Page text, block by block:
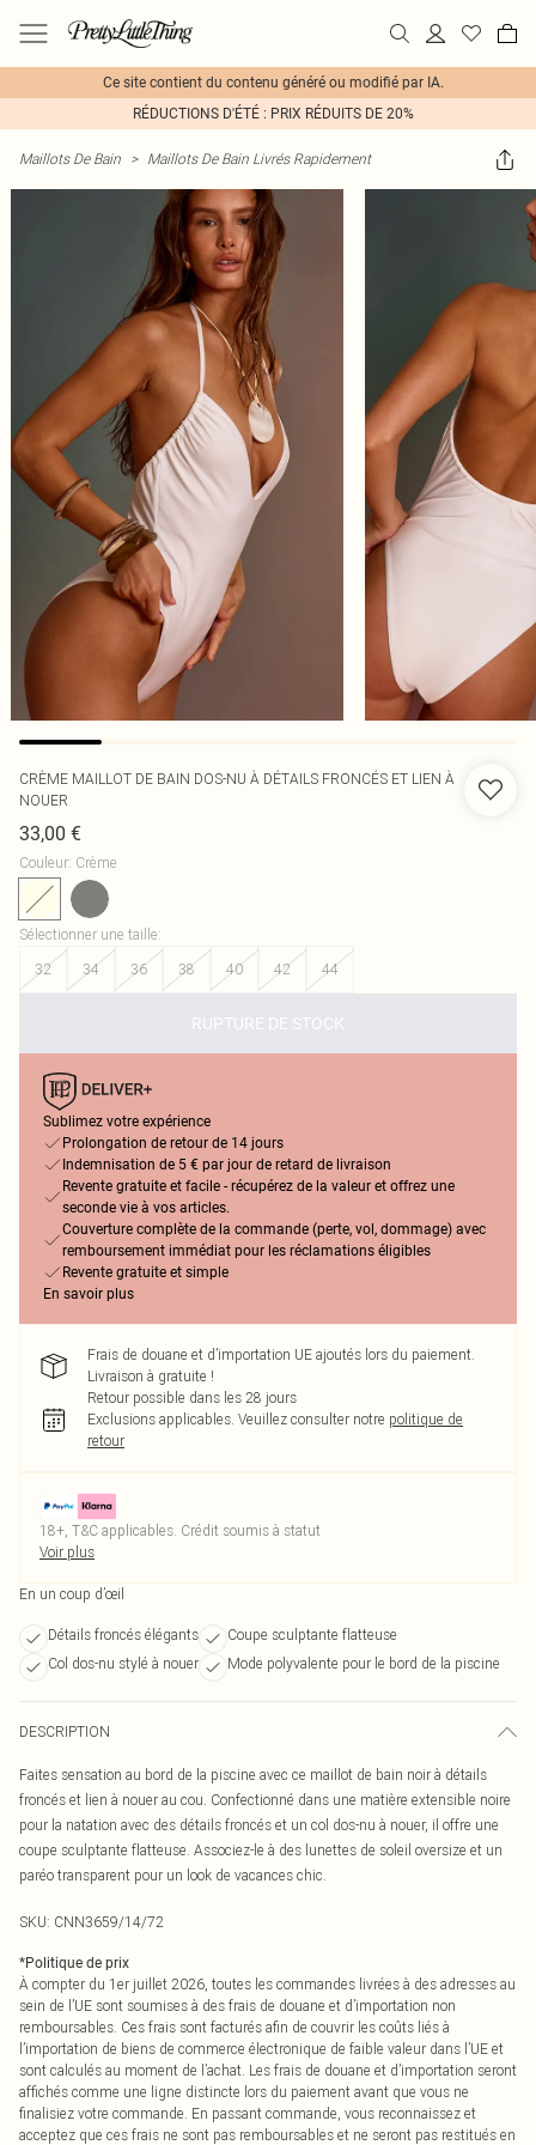
Ce site contient du contenu généré ou modifié par IA.
RÉDUCTIONS D'ÉTÉ : PRIX RÉDUITS DE 20%
Maillots De Bain > Maillots De Bain Livrés Rapidement
CRÈME MAILLOT DE BAIN DOS-NU À DÉTAILS FRONCÉS ET LIEN À
NOUER
33,00 €
Couleur: Crème
Sélectionner une taille:
32
34 36 38 40 42 44
RUPTURE DE STOCK
Sublimez votre expérience
Prolongation de retour de 14 jours
Indemnisation de 5 € par jour de retard de livraison
Revente gratuite et facile - récupérez de la valeur et offrez une
seconde vie à vos articles.
Couverture complète de la commande (perte, vol, dommage) avec
remboursement immédiat pour les réclamations éligibles
Revente gratuite et simple
En savoir plus
Frais de douane et d’importation UE ajoutés lors du paiement.
Livraison à gratuite !
Retour possible dans les 28 jours
Exclusions applicables. Veuillez consulter notre politique de
retour
18+, T&C applicables. Crédit soumis à statut
Voir plus
En un coup d’œil
Détails froncés élégants
Coupe sculptante flatteuse
Col dos-nu stylé à nouer
Mode polyvalente pour le bord de la piscine
DESCRIPTION
Faites sensation au bord de la piscine avec ce maillot de bain noir à détails
froncés et lien à nouer au cou. Confectionné dans une matière extensible noire
pour la natation avec des détails froncés et un col dos-nu à nouer, il offre une
coupe sculptante flatteuse. Associez-le à des lunettes de soleil oversize et un
paréo transparent pour un look de vacances chic.
SKU: CNN3659/14/72
*Politique de prix
À compter du 1er juillet 2026, toutes les commandes livrées à des adresses au
sein de l’UE sont soumises à des frais de douane et d’importation non
remboursables. Ces frais sont facturés afin de couvrir les coûts liés à
l’importation de biens de commerce électronique de faible valeur dans l’UE et
sont calculés au moment de l’achat. Les frais de douane et d’importation seront
affichés comme une ligne distincte lors du paiement avant que vous ne
finalisiez votre commande. En passant commande, vous reconnaissez et
acceptez que ces frais ne sont pas remboursables et ne seront pas restitués en